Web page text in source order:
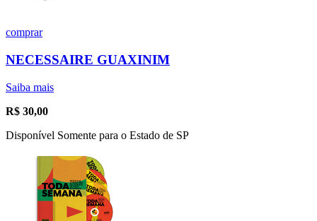
comprar
NECESSAIRE GUAXINIM
Saiba mais
R$ 30,00
Disponível Somente para o Estado de SP